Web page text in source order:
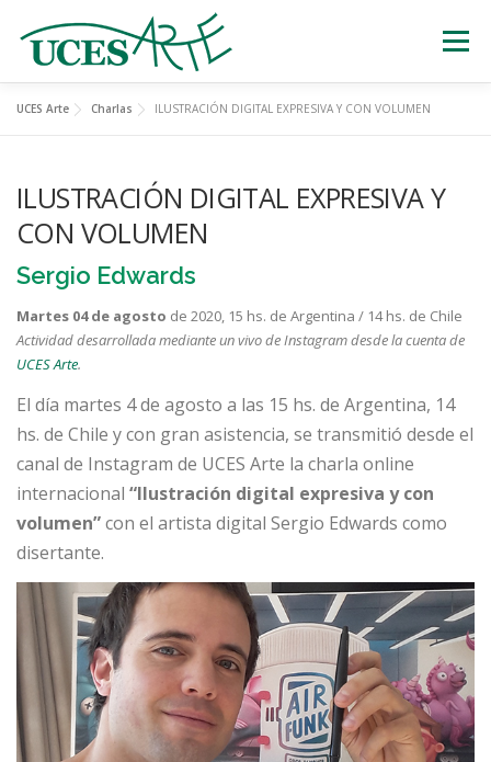
Menu
MÚSICA ESTATUAS VIVIENTES
OTRAS ACTIVIDADES
UCES Arte Charlas ILUSTRACIÓN DIGITAL EXPRESIVA Y CON VOLUMEN
ILUSTRACIÓN DIGITAL EXPRESIVA Y
CON VOLUMEN
Sergio Edwards
Martes 04 de agosto de 2020, 15 hs. de Argentina / 14 hs. de Chile
Actividad desarrolladamediante un vivo de Instagram desde la cuenta de
UCES Arte.
El día martes 4 de agosto a las 15 hs. de Argentina, 14
hs. de Chile y con gran asistencia, se transmitió desde el
canal de Instagram de UCES Arte la charla online
internacional “Ilustración digital expresiva y con
volumen”con el artista digital Sergio Edwards como
disertante.